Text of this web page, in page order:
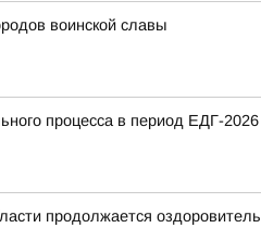
воинской славы
процесса в период ЕДГ-2026
продолжается